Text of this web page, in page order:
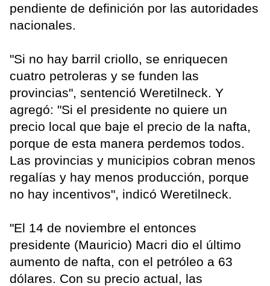
pendiente de definición por las autoridades
nacionales.
"Si no hay barril criollo, se enriquecen
cuatro petroleras y se funden las
provincias", sentenció Weretilneck. Y
agregó: "Si el presidente no quiere un
precio local que baje el precio de la nafta,
porque de esta manera perdemos todos.
Las provincias y municipios cobran menos
regalías y hay menos producción, porque
no hay incentivos", indicó Weretilneck.
"El 14 de noviembre el entonces
presidente (Mauricio) Macri dio el último
aumento de nafta, con el petróleo a 63
dólares. Con su precio actual, las